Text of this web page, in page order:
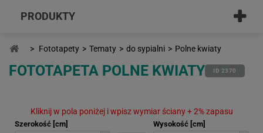
PRODUKTY
> Fototapety > Tematy > do sypialni > Polne kwiaty
FOTOTAPETA POLNE KWIATY ID 2370
Kliknij w pola poniżej i wpisz wymiar ściany + 2% zapasu
Szerokość [cm] Wysokość [cm]